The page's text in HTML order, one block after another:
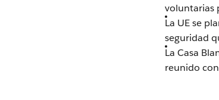
voluntarias
La UE se
seguridad
La Casa
reunido